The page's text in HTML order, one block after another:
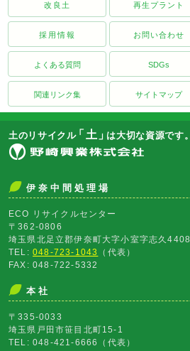
改良土 再生プラント
採用情報 お問い合わせ
よくある質問 SDGs
関連リンク集 サイトマップ
土のリサイクル「土」は大切な資源です。
伊奈中間処理場
ECO リサイクルセンター
〒362-0806
埼玉県北足立郡伊奈町大字小室字志久4408
TEL: 048-723-1043
（代表）
FAX: 048-722-5332
本社
〒335-0033
埼玉県戸田市笹目北町15-1
TEL: 048-421-6666（代表）